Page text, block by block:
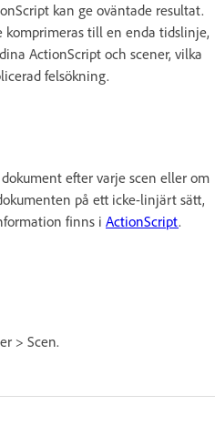
kan ge oväntade resultat.
komprimeras till en enda tidslinje,
ActionScript och scener, vilka
felsökning.
efter varje scen eller om
på ett icke-linjärt sätt,
finns i ActionScript.
> Scen.